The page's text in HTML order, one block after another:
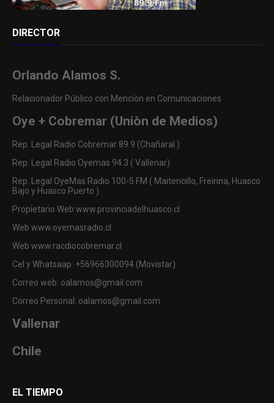
DIRECTOR
Orlando Alamos S.
Relacionador Público con Menciòn en Comunicaciones
Oye + Cobremar (Uniòn de Medios)
Rep. Legal Radio Cobremar 89.9 (Chañaral )
Rep. Legal Radio Oyemas 94.3 ( Vallenar)
Rep. Legal OyeMas Radio 100-5 FM ( Maitencillo, Freirina, Huasco
Bajo y Huasco Puerto ).
Propietario Web www.provinciadelhuasco.cl
Web www.oyemasradio.cl
Web www.racdiocobremar.cl
Cel y Whatsaap: +56966300094 (Movistar).
Correo web: oalamos@gmail.com
Correo Personal: oalamos@gmail.com
Vallenar
Chile
EL TIEMPO